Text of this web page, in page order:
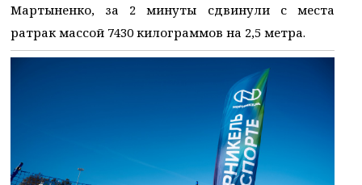
Мартыненко, за 2 минуты сдвинули с места
ратрак массой 7430 килограммов на 2,5 метра.